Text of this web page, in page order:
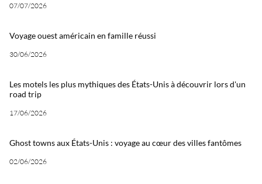
07/07/2026
Voyage ouest américain en famille réussi
30/06/2026
Les motels les plus mythiques des États-Unis à découvrir lors d'un
road trip
17/06/2026
Ghost towns aux États-Unis : voyage au cœur des villes fantômes
02/06/2026